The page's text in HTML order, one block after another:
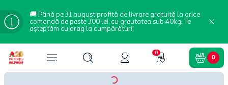
🚚 Până pe 31 august profită de livrare gratuită la orice
comandă de peste 300 lei, cu greutatea sub 40kg. Te
așteptăm cu drag la cumpărături!
0
0